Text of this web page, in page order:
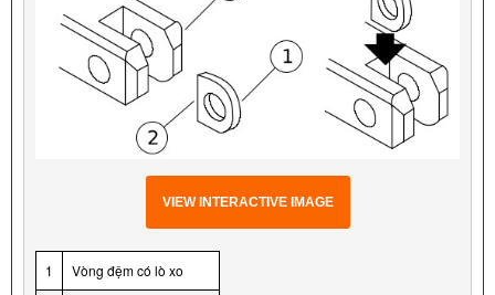
VIEW INTERACTIVE IMAGE
1 Vòng đệm có lò xo